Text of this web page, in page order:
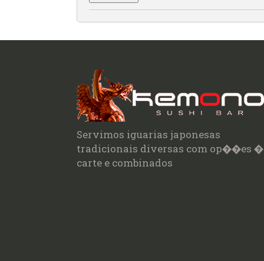
Servimos iguarias japonesas
tradicionais diversas com op��es
carte e combinados